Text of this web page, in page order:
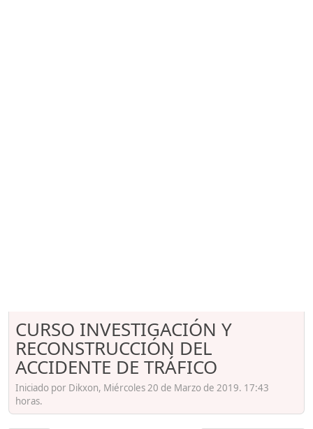
CURSO INVESTIGACIÓN Y
RECONSTRUCCIÓN DEL
ACCIDENTE DE TRÁFICO
Iniciado por Dikxon, Miércoles 20 de Marzo de 2019. 17:43
horas.